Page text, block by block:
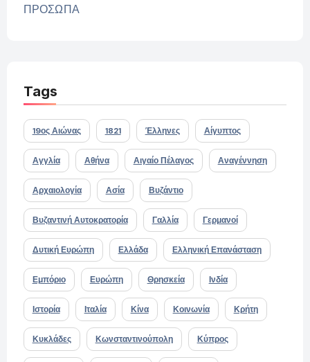
ΠΡΟΣΩΠΑ
Tags
19ος Αιώνας 1821 Έλληνες Αίγυπτος
Αγγλία Αθήνα Αιγαίο Πέλαγος Αναγέννηση
Αρχαιολογία Ασία Βυζάντιο
Βυζαντινή Αυτοκρατορία Γαλλία Γερμανοί
Δυτική Ευρώπη Ελλάδα Ελληνική Επανάσταση
Εμπόριο Ευρώπη Θρησκεία Ινδία
Ιστορία Ιταλία Κίνα Κοινωνία Κρήτη
Κυκλάδες Κωνσταντινούπολη Κύπρος